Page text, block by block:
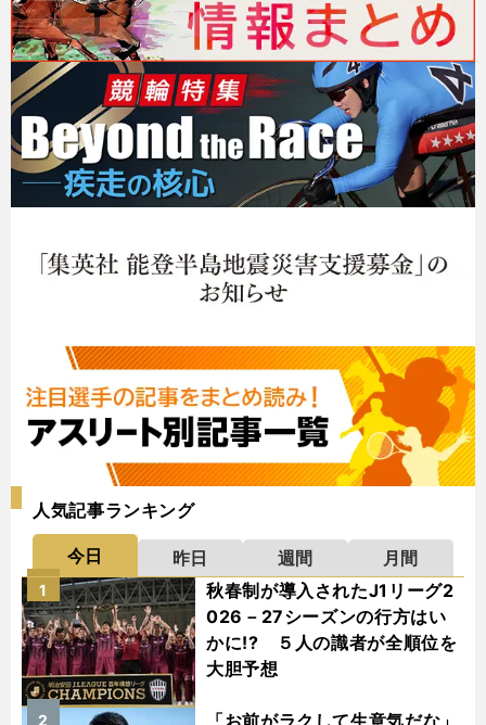
人気記事ランキング
今日 昨日 週間
月間
秋春制が導入されたJ1リーグ2
026－27シーズンの行方はい
かに!? ５人の識者が全順位を
大胆予想
1
「お前がラクして生意気だな」
2